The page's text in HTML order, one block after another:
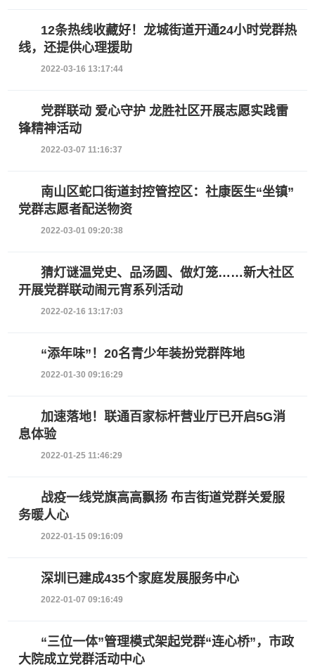
12条热线收藏好！龙城街道开通24小时党群热
线，还提供心理援助
2022-03-16 13:17:44
党群联动 爱心守护 龙胜社区开展志愿实践雷
锋精神活动
2022-03-07 11:16:37
南山区蛇口街道封控管控区：社康医生“坐镇”
党群志愿者配送物资
2022-03-01 09:20:38
猜灯谜温党史、品汤圆、做灯笼……新大社区
开展党群联动闹元宵系列活动
2022-02-16 13:17:03
“添年味”！20名青少年装扮党群阵地
2022-01-30 09:16:29
加速落地！联通百家标杆营业厅已开启5G消
息体验
2022-01-25 11:46:29
战疫一线党旗高高飘扬 布吉街道党群关爱服
务暖人心
2022-01-15 09:16:09
深圳已建成435个家庭发展服务中心
2022-01-07 09:16:49
“三位一体”管理模式架起党群“连心桥”，市政
大院成立党群活动中心